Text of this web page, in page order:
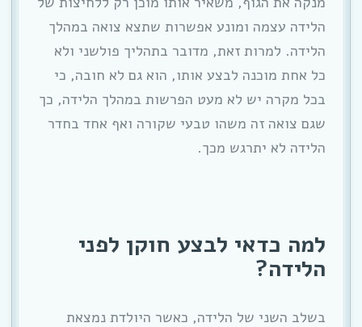
הלידה עצמה ומונע אפשרות שתצא צואה במהלך
הלידה. למרות זאת, מדובר בתהליך פולשני ולא
כל אחת מוכנה לבצע אותו, הוא גם לא חובה, כי
בכל מקרה יש לא מעט הפרשות במהלך הלידה, כך
שגם צואה זה משהו טבעי שקורה ואף אחד בחדר
הלידה לא יתרגש מכך.
למה כדאי לבצע חוקן לפני
הלידה?
בשלב השני של הלידה, כאשר היולדת נמצאת